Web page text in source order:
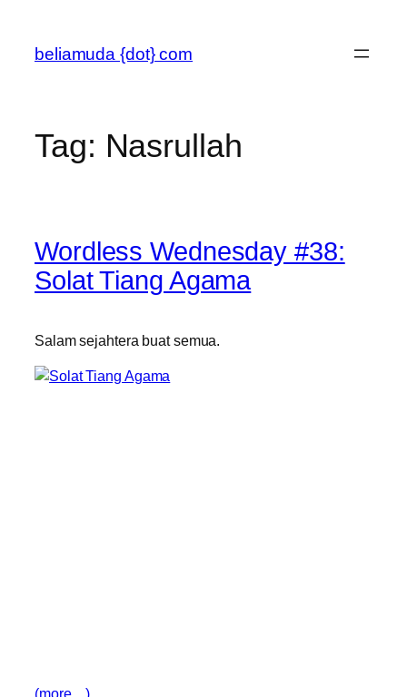
content
beliamuda {dot} com
Tag: Nasrullah
Wordless Wednesday #38:
Solat Tiang Agama
Salam sejahtera buat semua.
(more…)